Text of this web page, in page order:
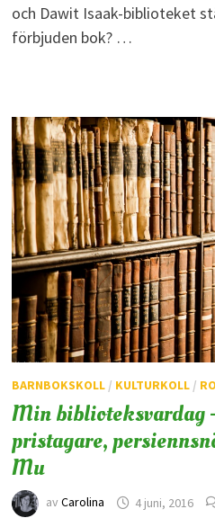
och Dawit Isaak-biblioteket
förbjuden bok? …
BARNBOKSKOLL/ KULTURKOLL/
Min biblioteksvardag
pristagare,
Mu
av Carolina 4 juni, 2016